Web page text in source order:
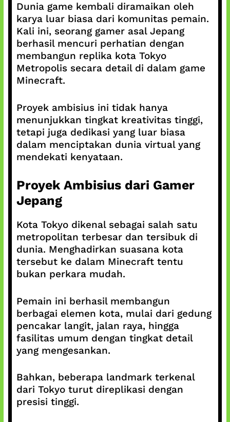
Dunia game kembali diramaikan oleh
karya luar biasa dari komunitas pemain.
Kali ini, seorang gamer asal Jepang
berhasil mencuri perhatian dengan
membangun replika kota Tokyo
Metropolis secara detail di dalam game
Minecraft.
Proyek ambisius ini tidak hanya
menunjukkan tingkat kreativitas tinggi,
tetapi juga dedikasi yang luar biasa
dalam menciptakan dunia virtual yang
mendekati kenyataan.
Proyek Ambisius dari Gamer
Jepang
Kota Tokyo dikenal sebagai salah satu
metropolitan terbesar dan tersibuk di
dunia. Menghadirkan suasana kota
tersebut ke dalam Minecraft tentu
bukan perkara mudah.
Pemain ini berhasil membangun
berbagai elemen kota, mulai dari gedung
pencakar langit, jalan raya, hingga
fasilitas umum dengan tingkat detail
yang mengesankan.
Bahkan, beberapa landmark terkenal
dari Tokyo turut direplikasi dengan
presisi tinggi.